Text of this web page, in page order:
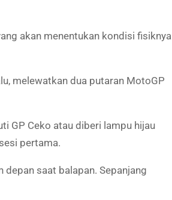
akan menentukan kondisi fisiknya
melewatkan dua putaran MotoGP
GP Ceko atau diberi lampu hijau
pertama.
saat balapan. Sepanjang